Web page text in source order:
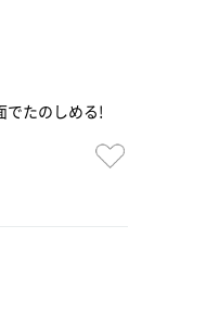
でたのしめる!